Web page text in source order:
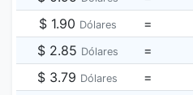
$ 1.90 Dólares =
$ 2.85 Dólares =
$ 3.79 Dólares =